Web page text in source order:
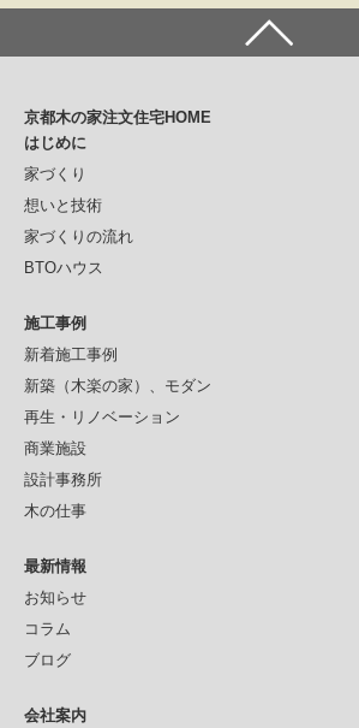
ビ
ゲ
ー
シ
ョ
ン
京都木の家注文住宅HOME
はじめに
家づくり
想いと技術
家づくりの流れ
BTOハウス
施工事例
新着施工事例
新築（木楽の家）、モダン
再生・リノベーション
商業施設
設計事務所
木の仕事
最新情報
お知らせ
コラム
ブログ
会社案内